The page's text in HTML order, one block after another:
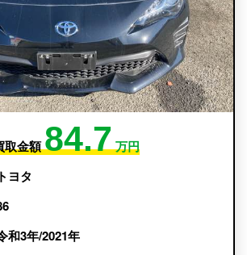
取金額84.7万円
トヨタ
和3年/2021年